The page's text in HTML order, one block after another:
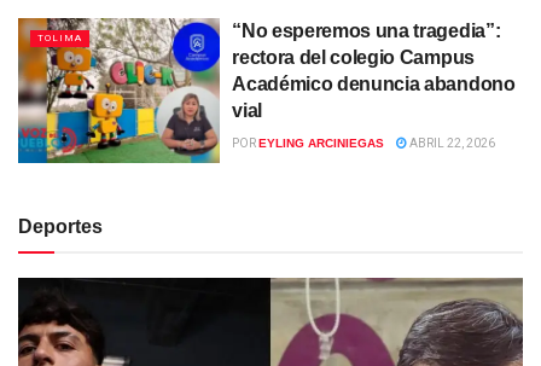
TOLIMA
“No esperemos una tragedia”:
rectora del colegio Campus
Académico denuncia abandono
vial
POREYLING ARCINIEGAS ABRIL 22, 2026
Deportes